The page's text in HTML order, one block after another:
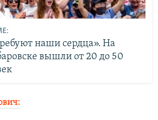
наши сердца». На
вышли от 20 до 50